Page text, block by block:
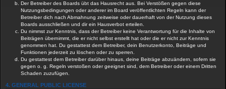
Der Betreiber des Boards übt das Hausrecht aus. Bei Verstößen gegen diese
Nutzungsbedingungen oder anderer im Board veröffentlichten Regeln kann der
Betreiber dich nach Abmahnung zeitweise oder dauerhaft von der Nutzung dieses
Boards ausschließen und dir ein Hausverbot erteilen.
Du nimmst zur Kenntnis, dass der Betreiber keine Verantwortung für die Inhalte von
Beiträgen übernimmt, die er nicht selbst erstellt hat oder die er nicht zur Kenntnis
genommen hat. Du gestattest dem Betreiber, dein Benutzerkonto, Beiträge und
Funktionen jederzeit zu löschen oder zu sperren.
Du gestattest dem Betreiber darüber hinaus, deine Beiträge abzuändern, sofern sie
gegen o. g. Regeln verstoßen oder geeignet sind, dem Betreiber oder einem Dritten
Schaden zuzufügen.
4. GENERAL PUBLIC LICENSE